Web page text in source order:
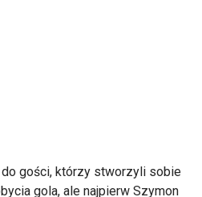
do gości, którzy stworzyli sobie
gola, ale najpierw Szymon